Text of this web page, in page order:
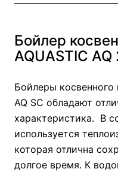
Бойлер
AQUASTIC
Бойлеры косвенного
AQ SC обладают
характеристика. В
используется
которая отлична
долгое время. К